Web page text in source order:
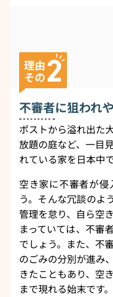
不審者に狙われ
ポストから溢れ出た
放題の庭など、一目
れている家を日本中
空き家に不審者が
う。そんな冗談のよ
管理を怠り、自ら空
まっていては、不審
でしょう。また、不
のごみの分別が進み
きたこともあり、空
まで現れる始末です。